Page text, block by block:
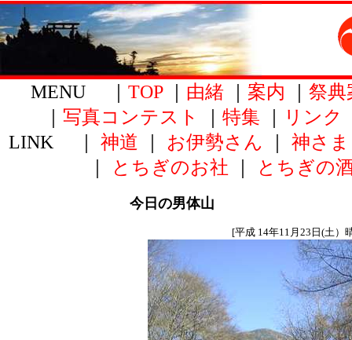
MENU ｜ TOP｜ 由緒 案内
祭典
写真コンテスト 特集 リンク
LINK ｜ 神道 お伊勢さん 神さま
とちぎのお社 とちぎの
今日の男体山
[平成 14年11月23日(土）